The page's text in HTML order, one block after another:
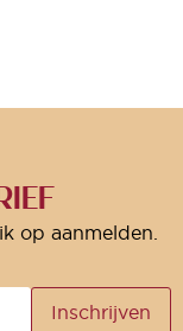
op aanmelden.